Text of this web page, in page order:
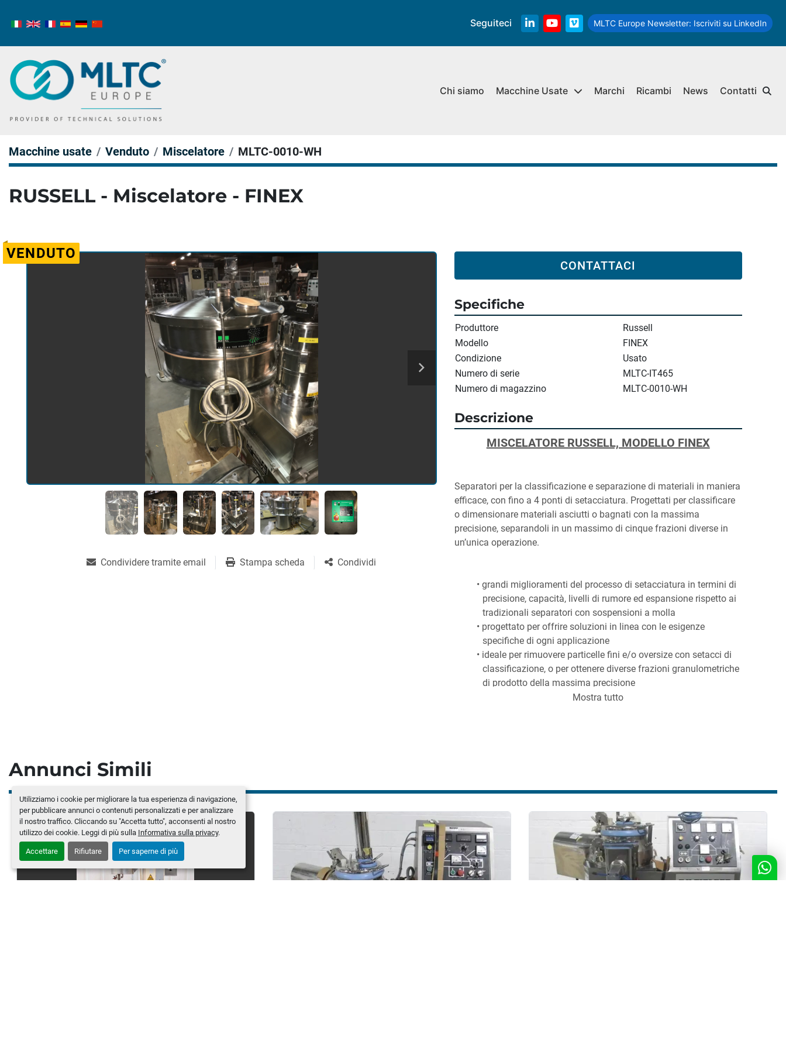
Utilizziamo i cookie per migliorare la tua esperienza di navigazione,
per pubblicare annunci o contenuti personalizzati e per analizzare
il nostro traffico. Cliccando su "Accetta tutto", acconsenti al nostro
utilizzo dei cookie. Leggi di più sulla Informativa sulla privacy.
Accettare Rifiutare Per saperne di più
Seguiteci
linkedinyoutube
vimeo
MLTC Europe Newsletter: Iscriviti su LinkedIn
Ricambi News
Chi siamo Marchi
Macchine Usate Contatti
Macchine usate Venduto Miscelatore MLTC-0010-WH
RUSSELL - Miscelatore - FINEX
VENDUTO
CONTATTACI
Condividere tramite email Stampa scheda Condividi
Specifiche
Produttore
Russell
Modello
FINEX
Condizione
Usato
Numero di serie
MLTC-IT465
Numero di magazzino
MLTC-0010-WH
Descrizione
MISCELATORE RUSSELL, MODELLO FINEX
Separatori per la classificazione e separazione di materiali in maniera
efficace, con fino a 4 ponti di setacciatura. Progettati per classificare
o dimensionare materiali asciutti o bagnati con la massima
precisione, separandoli in un massimo di cinque frazioni diverse in
un’unica operazione.
grandi miglioramenti del processo di setacciatura in termini di
precisione, capacità, livelli di rumore ed espansione rispetto ai
tradizionali separatori con sospensioni a molla
progettato per offrire soluzioni in linea con le esigenze
specifiche di ogni applicazione
ideale per rimuovere particelle fini e/o oversize con setacci di
classificazione, o per ottenere diverse frazioni granulometriche
di prodotto della massima precisione
Mostra tutto
Annunci Simili